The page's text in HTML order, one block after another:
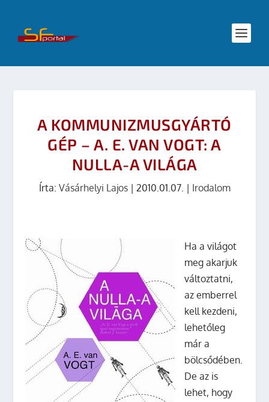
A KOMMUNIZMUSGYÁRTÓ
GÉP – A. E. VAN VOGT: A
NULLA-A VILÁGA
Írta: Vásárhelyi Lajos| 2010.01.07. | Irodalom
Ha a világot
meg akarjuk
változtatni,
az emberrel
kell kezdeni,
lehetőleg
már a
bölcsődében.
De az is
lehet, hogy